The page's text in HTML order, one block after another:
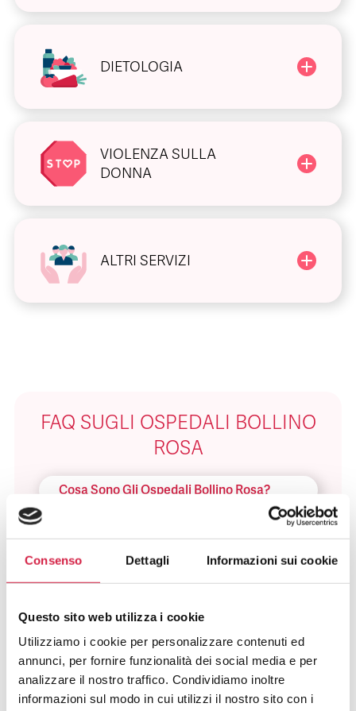
Consenso Dettagli Informazioni sui cookie
Questo sito web utilizza i cookie
Utilizziamo i cookie per personalizzare contenuti ed
annunci, per fornire funzionalità dei social media e per
analizzare il nostro traffico. Condividiamo inoltre
informazioni sul modo in cui utilizzi il nostro sito con i
DIETOLOGIA
VIOLENZA SULLA
DONNA
ALTRI SERVIZI
FAQ SUGLI OSPEDALI BOLLINO
ROSA
Cosa Sono Gli Ospedali Bollino Rosa?
Rosa?
Come Posso Utilizzare I Servizi Offerti
Dall’ospedale Bollino Rosa?